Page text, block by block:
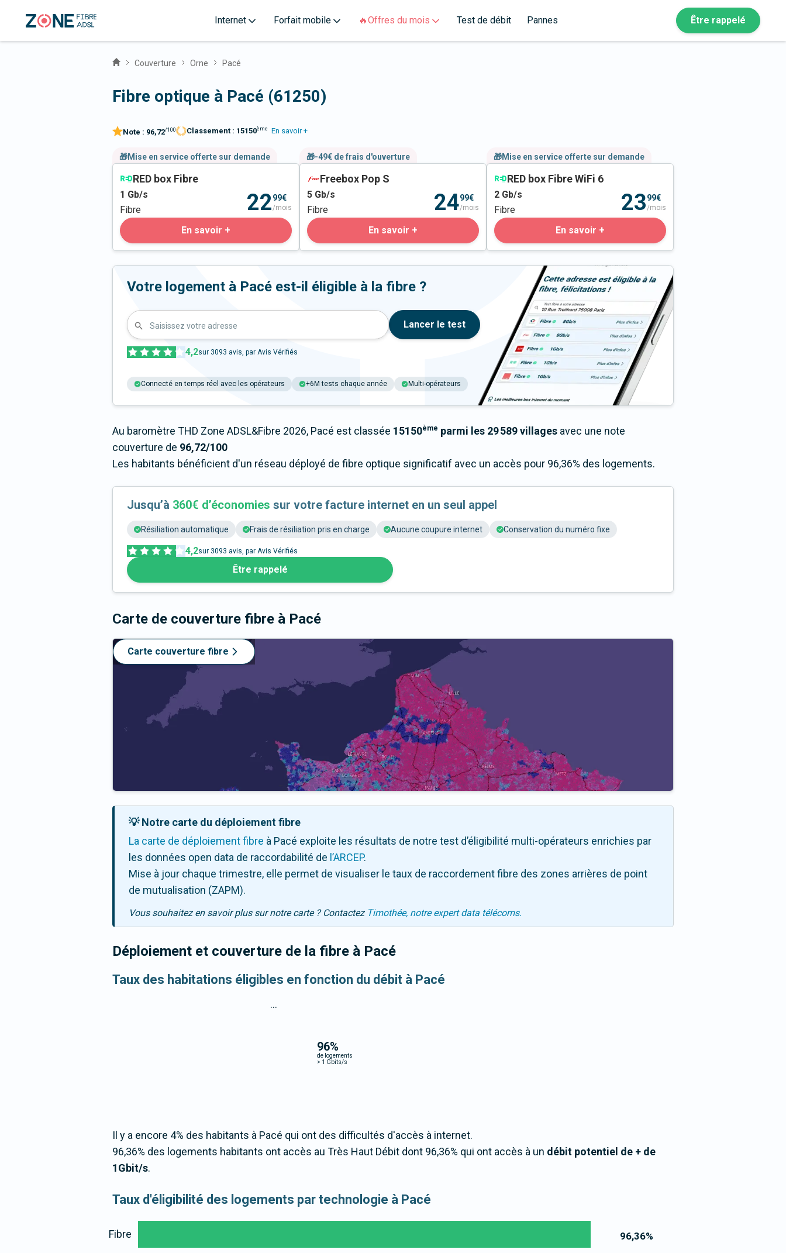
Internet Forfait mobile 🔥Offres du mois Test de débit Pannes Être rappelé
Couverture Orne Pacé
Fibre optique à Pacé (61250)
Note : 96,72/100 Classement : 15150ème En savoir +
🎁Mise en service offerte sur demande
RED box Fibre
1 Gb/s
Fibre
2299€
/mois
En savoir +
🎁-49€ de frais d'ouverture
Freebox Pop S
5 Gb/s
Fibre
2499€
/mois
En savoir +
🎁Mise en service offerte sur demande
RED box Fibre WiFi 6
2 Gb/s
Fibre
2399€
/mois
En savoir +
Votre logement à Pacé est-il éligible à la fibre ?
Saisissez votre adresse Lancer le test
4,2sur 3093 avis, par Avis Vérifiés
Connecté en temps réel avec les opérateurs +6M tests chaque année Multi-opérateurs
Au baromètre THD Zone ADSL&Fibre 2026, Pacé est classée 15150ème parmi les 29 589 villages avec une note
couverture de 96,72/100
Les habitants bénéficient d'un réseau déployé de fibre optique significatif avec un accès pour 96,36% des logements.
Jusqu’à 360€ d’économies sur votre facture internet en un seul appel
Résiliation automatique Frais de résiliation pris en charge Aucune coupure internet Conservation du numéro fixe
4,2sur 3093 avis, par Avis Vérifiés
Être rappelé
Carte de couverture fibre à Pacé
Carte couverture fibre
💡 Notre carte du déploiement fibre
La carte de déploiement fibre à Pacé exploite les résultats de notre test d’éligibilité multi-opérateurs enrichies par
les données open data de raccordabilité de l’ARCEP.
Mise à jour chaque trimestre, elle permet de visualiser le taux de raccordement fibre des zones arrières de point
de mutualisation (ZAPM).
Vous souhaitez en savoir plus sur notre carte ? Contactez Timothée, notre expert data télécoms.
Déploiement et couverture de la fibre à Pacé
Taux des habitations éligibles en fonction du débit à Pacé
96%
de logements
> 1 Gbits/s
...
Il y a encore 4% des habitants à Pacé qui ont des difficultés d'accès à internet.
96,36% des logements habitants ont accès au Très Haut Débit dont 96,36% qui ont accès à un débit potentiel de + de
1Gbit/s.
Taux d'éligibilité des logements par technologie à Pacé
96,36%
Fibre